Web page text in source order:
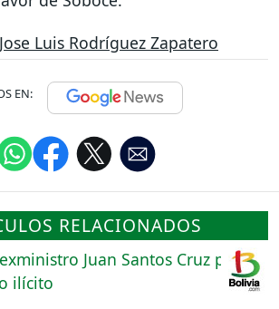
Jose Luis Rodríguez Zapatero
EN:
RELACIONADOS